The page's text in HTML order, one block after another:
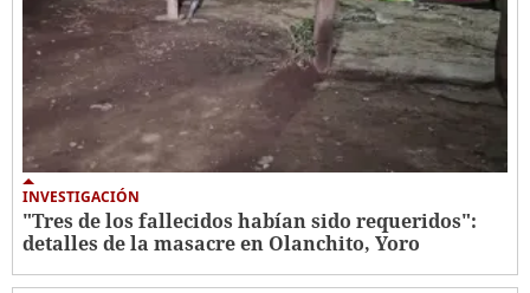
INVESTIGACIÓN
"Tres de los fallecidos habían sido requeridos":
detalles de la masacre en Olanchito, Yoro